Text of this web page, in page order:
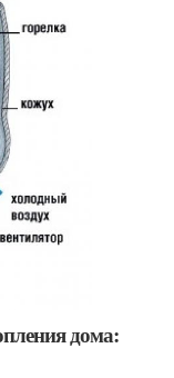
дома: